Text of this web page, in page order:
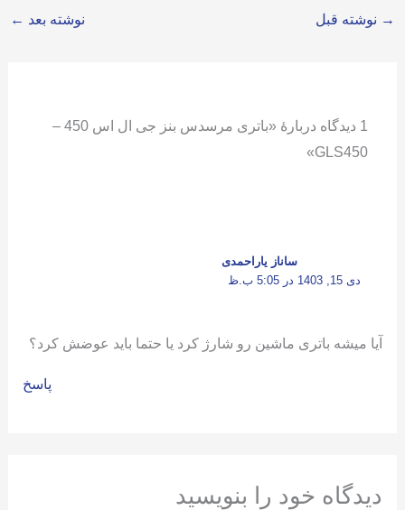
→ نوشته قبل نوشته بعد ←
1 دیدگاه دربارهٔ «باتری مرسدس بنز جی ال اس 450 –
GLS450»
ساناز یاراحمدی
دی 15, 1403 در 5:05 ب.ظ
آیا میشه باتری ماشین رو شارژ کرد یا حتما باید عوضش کرد؟
پاسخ
دیدگاه‌ خود را بنویسید